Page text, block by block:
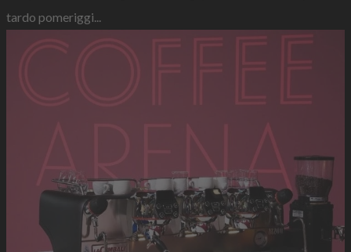
tardo pomeriggi...